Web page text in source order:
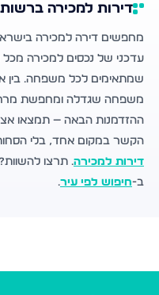
דירות למכירה ברשות
מחפשים דירה למכירה
עדכני של נכסים למכירה מכל
שמתאימים לכל משפחה. בין
משפחה שגדלה ומחפשת
ההזדמנות הבאה — תמצאו
הקשר במקום אחד, בלי
דירות למכירה. תרצו
ב-חיפוש לפי עיר.